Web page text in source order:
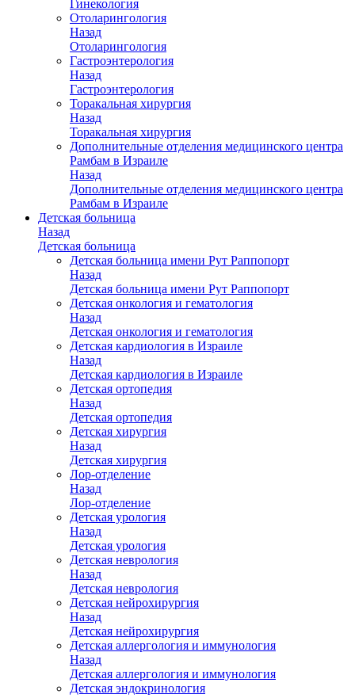
Гинекология
Отоларингология
Назад
Отоларингология
Гастроэнтерология
Назад
Гастроэнтерология
Торакальная хирургия
Назад
Торакальная хирургия
Дополнительные отделения медицинского центра
Рамбам в Израиле
Назад
Дополнительные отделения медицинского центра
Рамбам в Израиле
Детская больница
Назад
Детская больница
Детская больница имени Рут Раппопорт
Назад
Детская больница имени Рут Раппопорт
Детская онкология и гематология
Назад
Детская онкология и гематология
Детская кардиология в Израиле
Назад
Детская кардиология в Израиле
Детская ортопедия
Назад
Детская ортопедия
Детская хирургия
Назад
Детская хирургия
Лор-отделение
Назад
Лор-отделение
Детская урология
Назад
Детская урология
Детская неврология
Назад
Детская неврология
Детская нейрохирургия
Назад
Детская нейрохирургия
Детская аллергология и иммунология
Назад
Детская аллергология и иммунология
Детская эндокринология